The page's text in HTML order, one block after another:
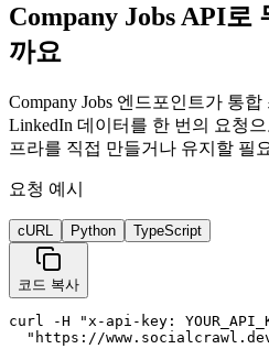
Company Jobs API로
까요
Company Jobs 엔드포인트가 통
LinkedIn 데이터를 한 번의 요청
프라를 직접 만들거나 유지할 필
요청 예시
cURL Python TypeScript
코드 복사
curl -H "x-api-key:
"https://